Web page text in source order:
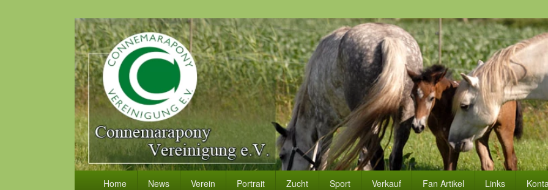
Home News Verein Portrait Zucht Sport Verkauf Fan Artikel Links